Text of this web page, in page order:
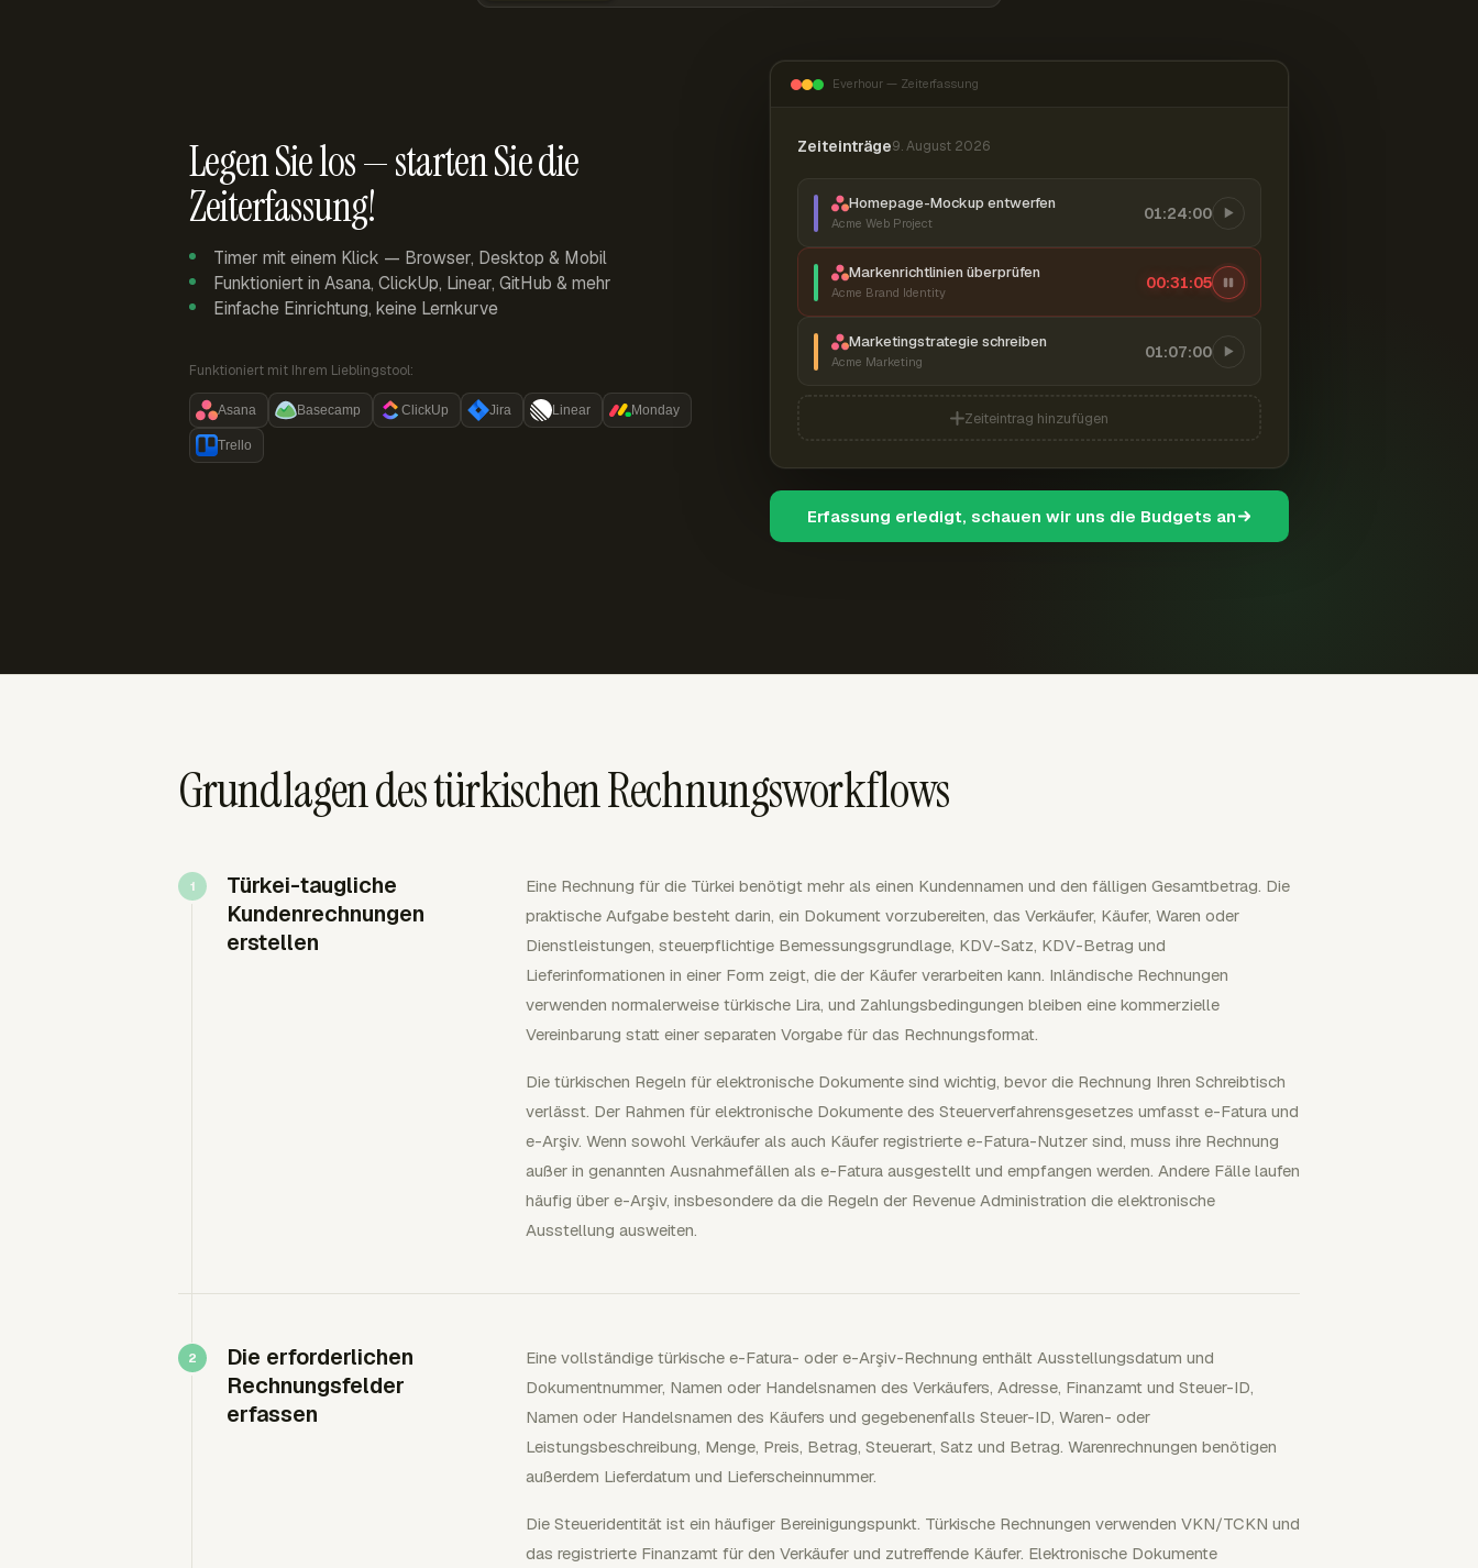
Legen Sie los — starten Sie die
Zeiterfassung!
Timer mit einem Klick — Browser, Desktop & Mobil
Funktioniert in Asana, ClickUp, Linear, GitHub & mehr
Einfache Einrichtung, keine Lernkurve
Funktioniert mit Ihrem Lieblingstool:
Asana Basecamp ClickUp Jira Linear Monday
Trello
Everhour — Zeiterfassung
Zeiteinträge9. August 2026
Homepage-Mockup entwerfen
Acme Web Project
01:24:00
Markenrichtlinien überprüfen
Acme Brand Identity
00:31:06
Marketingstrategie schreiben
Acme Marketing
01:07:00
Zeiteintrag hinzufügen
Erfassung erledigt, schauen wir uns die Budgets an
Grundlagen des türkischen Rechnungsworkflows
Türkei-taugliche
Kundenrechnungen
erstellen
Eine Rechnung für die Türkei benötigt mehr als einen Kundennamen und den fälligen Gesamtbetrag. Die
praktische Aufgabe besteht darin, ein Dokument vorzubereiten, das Verkäufer, Käufer, Waren oder
Dienstleistungen, steuerpflichtige Bemessungsgrundlage, KDV-Satz, KDV-Betrag und
Lieferinformationen in einer Form zeigt, die der Käufer verarbeiten kann. Inländische Rechnungen
verwenden normalerweise türkische Lira, und Zahlungsbedingungen bleiben eine kommerzielle
Vereinbarung statt einer separaten Vorgabe für das Rechnungsformat.
Die türkischen Regeln für elektronische Dokumente sind wichtig, bevor die Rechnung Ihren Schreibtisch
verlässt. Der Rahmen für elektronische Dokumente des Steuerverfahrensgesetzes umfasst e-Fatura und
e-Arşiv. Wenn sowohl Verkäufer als auch Käufer registrierte e-Fatura-Nutzer sind, muss ihre Rechnung
außer in genannten Ausnahmefällen als e-Fatura ausgestellt und empfangen werden. Andere Fälle laufen
häufig über e-Arşiv, insbesondere da die Regeln der Revenue Administration die elektronische
Ausstellung ausweiten.
Die erforderlichen
Rechnungsfelder
erfassen
Eine vollständige türkische e-Fatura- oder e-Arşiv-Rechnung enthält Ausstellungsdatum und
Dokumentnummer, Namen oder Handelsnamen des Verkäufers, Adresse, Finanzamt und Steuer-ID,
Namen oder Handelsnamen des Käufers und gegebenenfalls Steuer-ID, Waren- oder
Leistungsbeschreibung, Menge, Preis, Betrag, Steuerart, Satz und Betrag. Warenrechnungen benötigen
außerdem Lieferdatum und Lieferscheinnummer.
Die Steueridentität ist ein häufiger Bereinigungspunkt. Türkische Rechnungen verwenden VKN/TCKN und
das registrierte Finanzamt für den Verkäufer und zutreffende Käufer. Elektronische Dokumente